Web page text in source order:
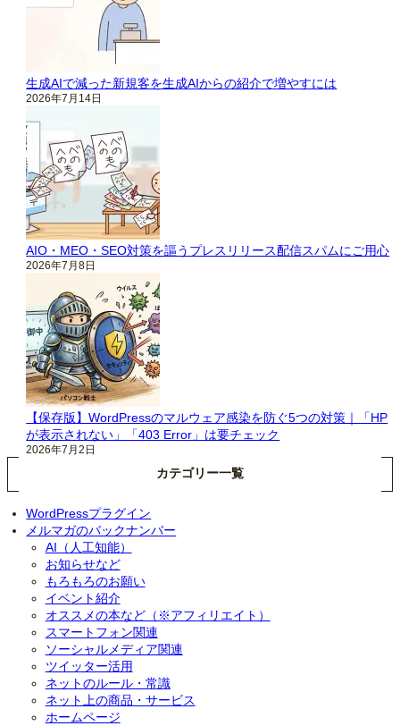
生成AIで減った新規客を生成AIからの紹介で増やすには
2026年7月14日
AIO・MEO・SEO対策を謳うプレスリリース配信スパムにご用心
2026年7月8日
【保存版】WordPressのマルウェア感染を防ぐ5つの対策｜「HP
が表示されない」「403 Error」は要チェック
2026年7月2日
カテゴリー一覧
WordPressプラグイン
メルマガのバックナンバー
AI（人工知能）
お知らせなど
もろもろのお願い
イベント紹介
オススメの本など（※アフィリエイト）
スマートフォン関連
ソーシャルメディア関連
ツイッター活用
ネットのルール・常識
ネット上の商品・サービス
ホームページ